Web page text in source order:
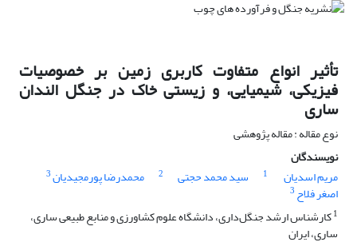
تأثیر انواع متفاوت کاربری زمین بر خصوصیات
فیزیکی، شیمیایی، و زیستی خاک در جنگل الندان
ساری
نوع مقاله : مقاله پژوهشی
نویسندگان
مریم اسدیان
1 سید محمد حجتی 2 محمدرضا پورمجیدیان3
اصغر فلاح 3
1کارشناس ارشد جنگل‌داری، دانشگاه علوم کشاورزی و منابع طبیعی ساری،
ساری، ‌ایران